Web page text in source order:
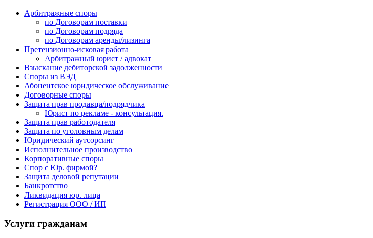
Арбитражные споры
по Договорам поставки
по Договорам подряда
по Договорам аренды/лизинга
Претензионно-исковая работа
Арбитражный юрист / адвокат
Взыскание дебиторской задолженности
Споры из ВЭД
Абонентское юридическое обслуживание
Договорные споры
Защита прав продавца/подрядчика
Юрист по рекламе - консультация.
Защита прав работодателя
Защита по уголовным делам
Юридический аутсорсинг
Исполнительное производство
Корпоративные споры
Спор с Юр. фирмой?
Защита деловой репутации
Банкротство
Ликвидация юр. лица
Регистрация ООО / ИП
Услуги гражданам